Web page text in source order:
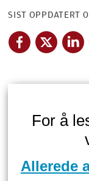
SIST OPPDATERT
For å
Allerede